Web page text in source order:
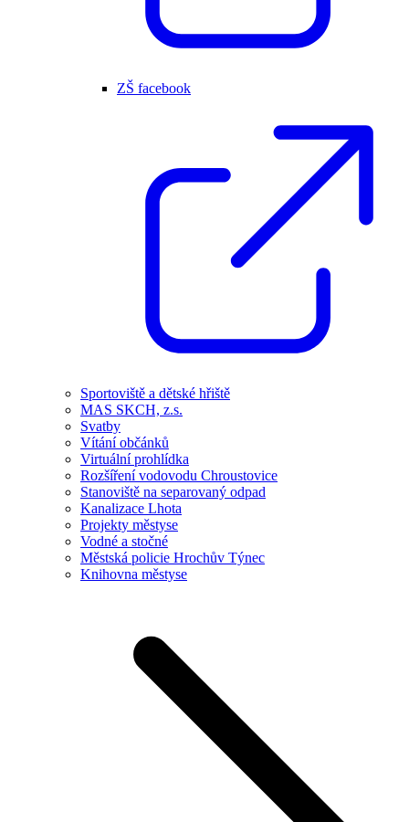
ZŠ facebook
Sportoviště a dětské hřiště
MAS SKCH, z.s.
Svatby
Vítání občánků
Virtuální prohlídka
Rozšíření vodovodu Chroustovice
Stanoviště na separovaný odpad
Kanalizace Lhota
Projekty městyse
Vodné a stočné
Městská policie Hrochův Týnec
Knihovna městyse